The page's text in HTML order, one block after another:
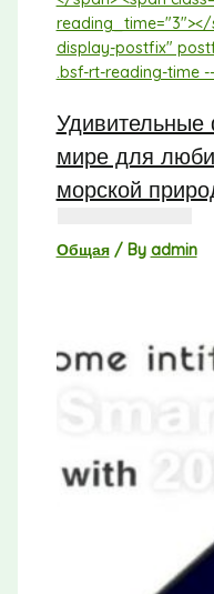
мире для
морской
Общая/ By admin